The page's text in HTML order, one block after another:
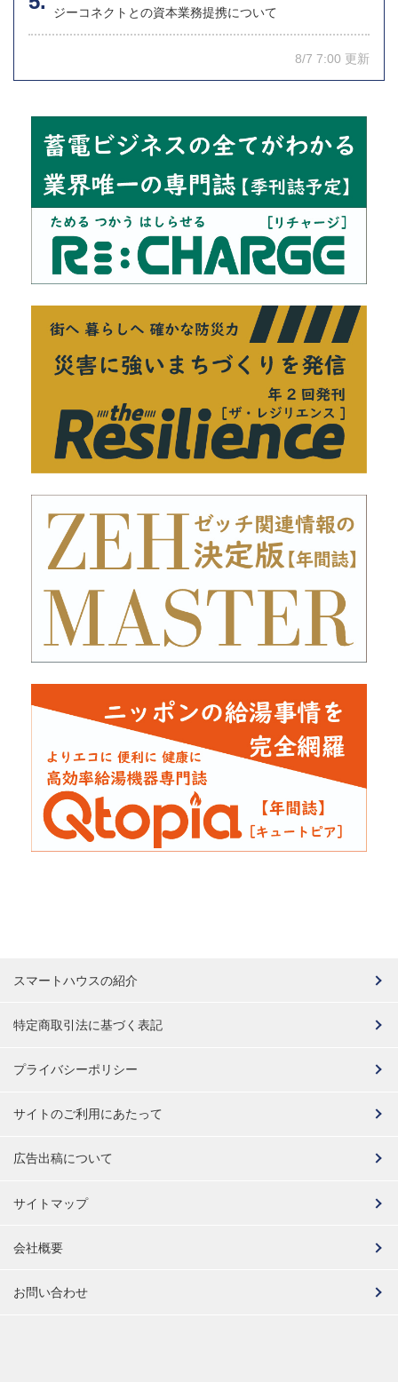
ジーコネクトとの資本業務提携について
8/7 7:00 更新
スマートハウスの紹介
特定商取引法に基づく表記
プライバシーポリシー
サイトのご利用にあたって
広告出稿について
サイトマップ
会社概要
お問い合わせ